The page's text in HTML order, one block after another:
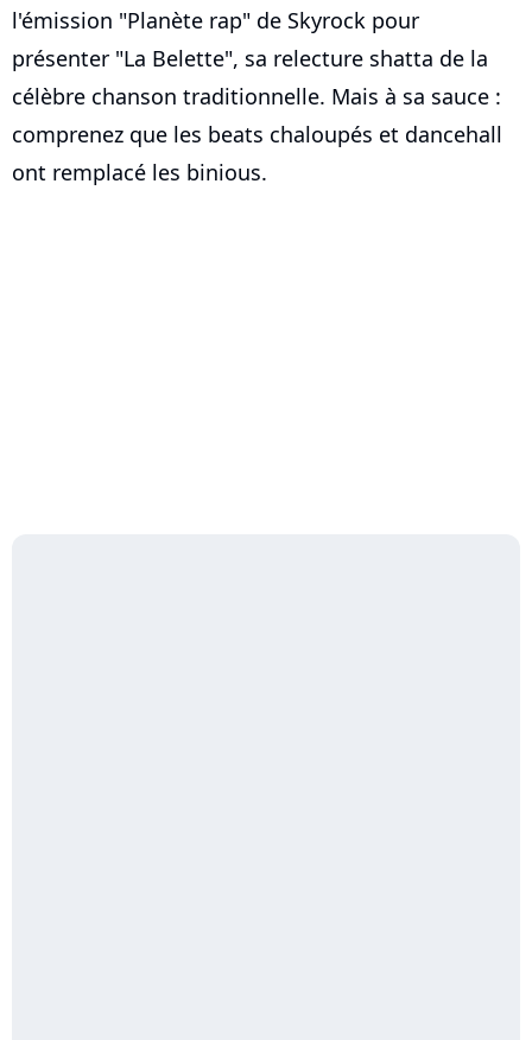
l'émission "Planète rap" de Skyrock pour
présenter "La Belette", sa relecture shatta de la
célèbre chanson traditionnelle. Mais à sa sauce :
comprenez que les beats chaloupés et dancehall
ont remplacé les binious.